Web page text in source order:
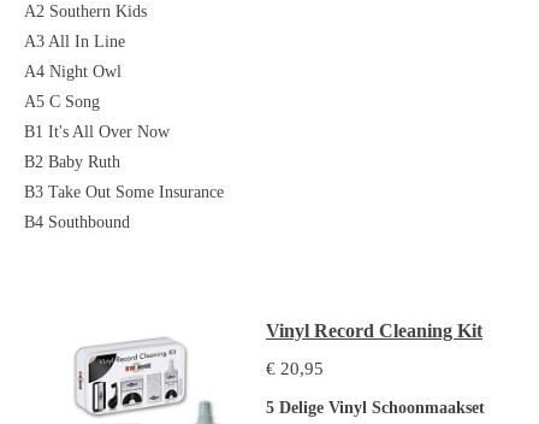
A2 Southern Kids
A3 All In Line
A4 Night Owl
A5 C Song
B1 It's All Over Now
B2 Baby Ruth
B3 Take Out Some Insurance
B4 Southbound
Vinyl Record Cleaning Kit
€ 20,95
5 Delige Vinyl Schoonmaakset